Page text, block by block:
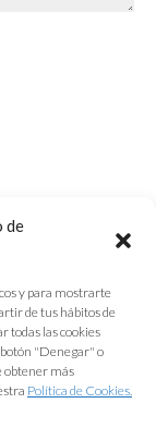
de
y para mostrarte
de tus hábitos de
todas las cookies
botón "Denegar" o
obtener más
Política de Cookies.